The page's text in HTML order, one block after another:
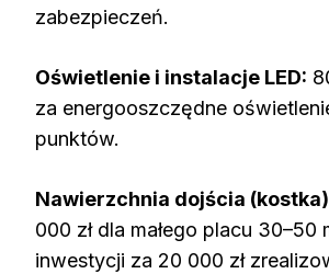
zabezpieczeń.
Oświetlenie i instalacje LED:
za energooszczędne
punktów.
Nawierzchnia dojścia
000 zł dla małego placu 30–50
inwestycji za 20 000 zł